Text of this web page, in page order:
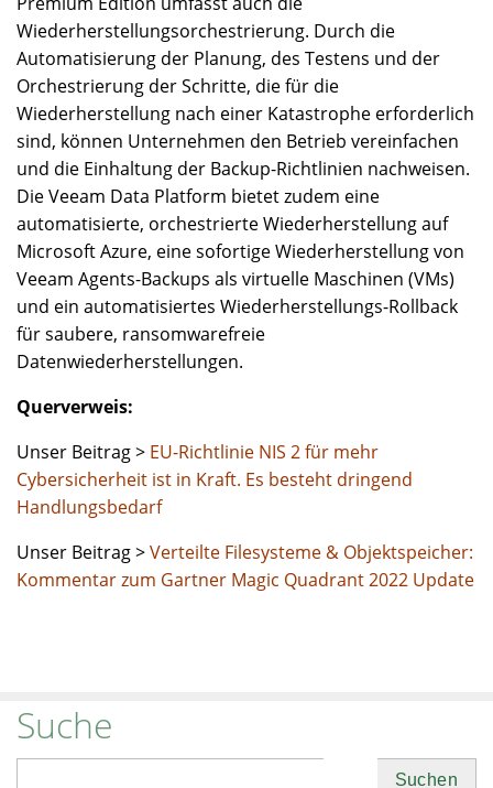
Wiederherstellungsorchestrierung. Durch die
Automatisierung der Planung, des Testens und der
Orchestrierung der Schritte, die für die
Wiederherstellung nach einer Katastrophe erforderlich
sind, können Unternehmen den Betrieb vereinfachen
und die Einhaltung der Backup-Richtlinien nachweisen.
Die Veeam Data Platform bietet zudem eine
automatisierte, orchestrierte Wiederherstellung auf
Microsoft Azure, eine sofortige Wiederherstellung von
Veeam Agents-Backups als virtuelle Maschinen (VMs)
und ein automatisiertes Wiederherstellungs-Rollback
für saubere, ransomwarefreie
Datenwiederherstellungen.
Querverweis:
Unser Beitrag > EU-Richtlinie NIS 2 für mehr
Cybersicherheit ist in Kraft. Es besteht dringend
Handlungsbedarf
Unser Beitrag >Verteilte Filesysteme & Objektspeicher:
Kommentar zum Gartner Magic Quadrant 2022 Update
Suche